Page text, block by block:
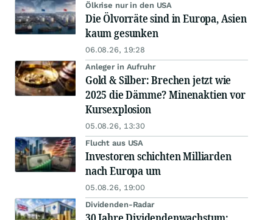
Ölkrise nur in den USA
Die Ölvorräte sind in Europa, Asien
kaum gesunken
06.08.26, 19:28
Anleger in Aufruhr
Gold & Silber: Brechen jetzt wie
2025 die Dämme? Minenaktien vor
Kursexplosion
05.08.26, 13:30
Flucht aus USA
Investoren schichten Milliarden
nach Europa um
05.08.26, 19:00
Dividenden-Radar